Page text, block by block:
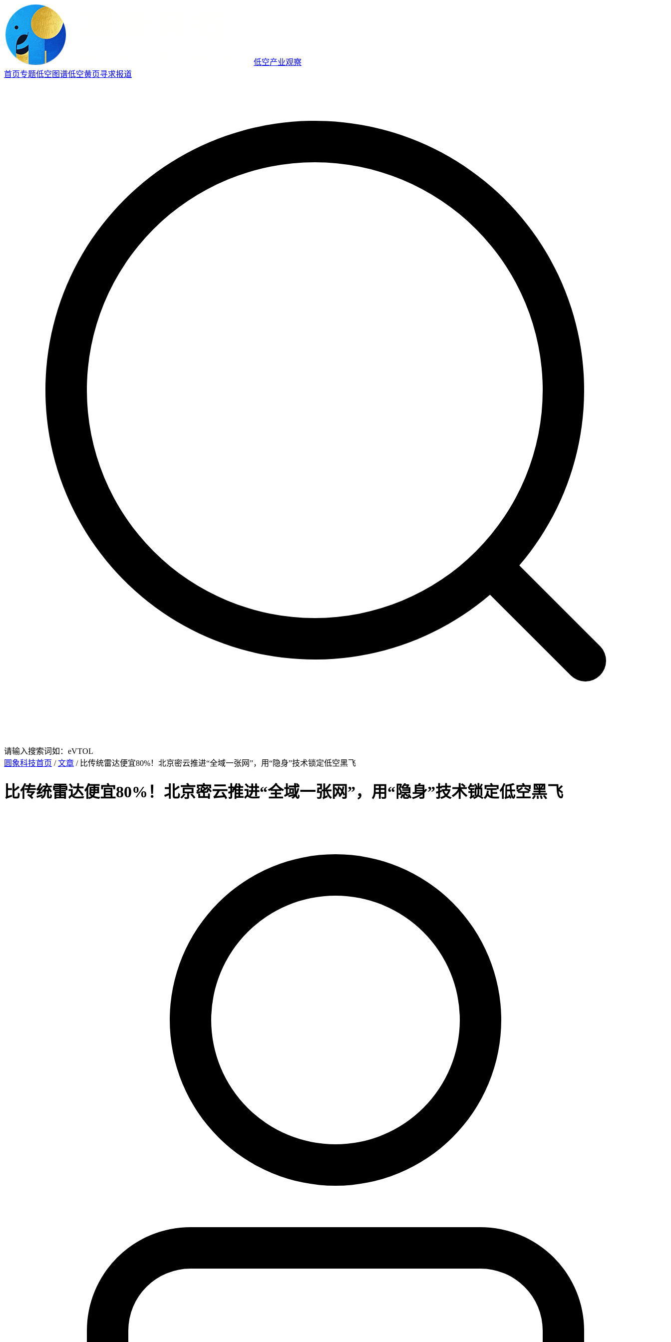
低空产业观察
首页专题低空图谱低空黄页寻求报道
请输入搜索词如：eVTOL
圆象科技首页 /文章 / 比传统雷达便宜80%！北京密云推进“全域一张网”，用“隐身”技术锁定低空黑飞
比传统雷达便宜80%！北京密云推进“全域一张网”，用“隐身”技术锁定低空黑飞